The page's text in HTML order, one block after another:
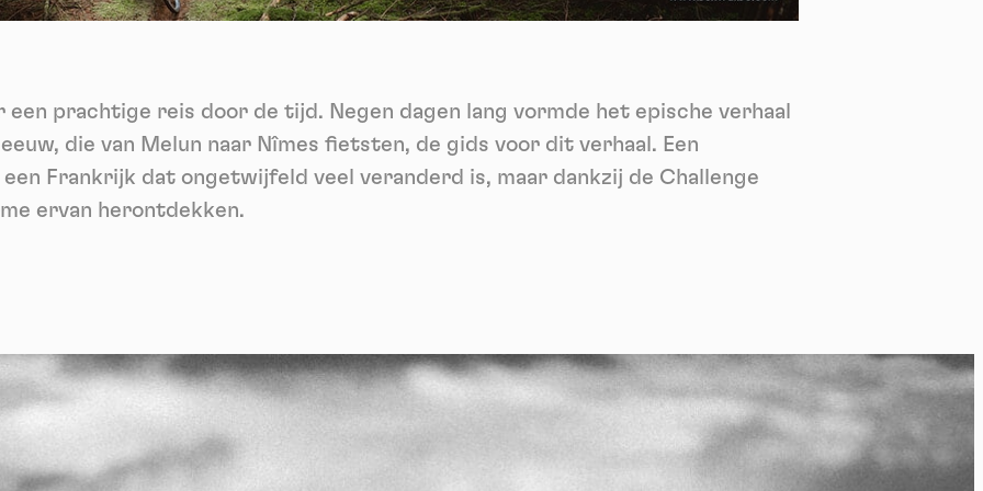
een prachtige reis door de tijd. Negen dagen lang vormde het epische verhaal
die van Melun naar Nîmes fietsten, de gids voor dit verhaal. Een
Frankrijk dat ongetwijfeld veel veranderd is, maar dankzij de Challenge
ervan herontdekken.
akkoord met het ontvangen van deze nieuwsbrief en begrijp dat ik me op elk moment
Aanmelden
Videos
Vimeo disallowed -This service can install 8 cookies.
Allow Deny
YouTube disallowed -